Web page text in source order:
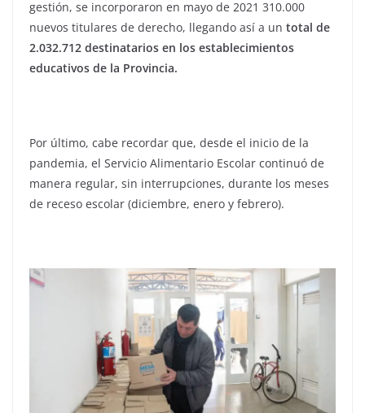
gestión, se incorporaron en mayo de 2021 310.000
nuevos titulares de derecho, llegando así a un total de
2.032.712 destinatarios en los establecimientos
educativos de la Provincia.
Por último, cabe recordar que, desde el inicio de la
pandemia, el Servicio Alimentario Escolar continuó de
manera regular, sin interrupciones, durante los meses
de receso escolar (diciembre, enero y febrero).